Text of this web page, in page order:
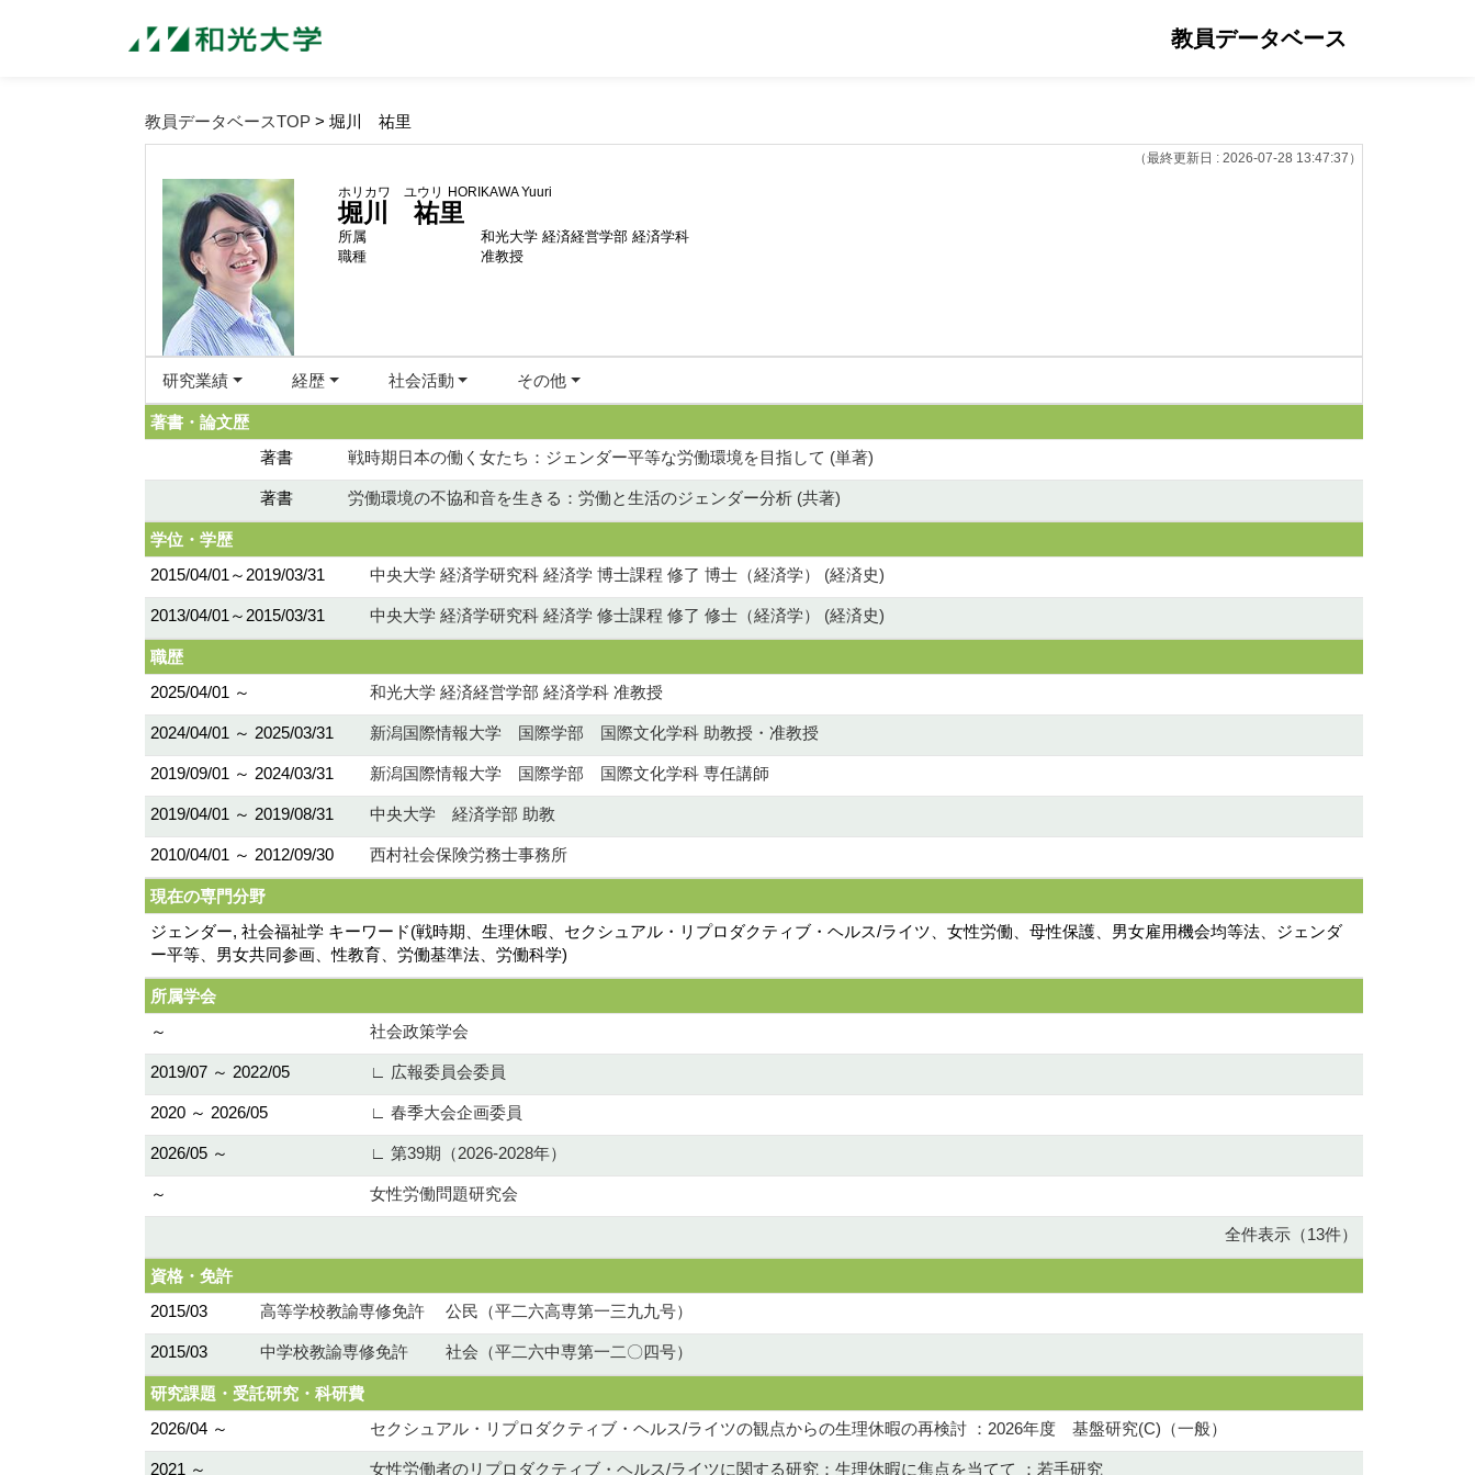
教員データベース
教員データベースTOP > 堀川 祐里
（最終更新日 : 2026-07-28 13:47:37）
ホリカワ ユウリ HORIKAWA Yuuri
堀川 祐里
所属
和光大学 経済経営学部 経済学科
職種
准教授
研究業績 経歴 社会活動 その他
著書・論文歴
著書
戦時期日本の働く女たち：ジェンダー平等な労働環境を目指して (単著)
著書 労働環境の不協和音を生きる：労働と生活のジェンダー分析 (共著)
学位・学歴
2015/04/01～2019/03/31
中央大学 経済学研究科 経済学 博士課程 修了 博士（経済学） (経済史)
2013/04/01～2015/03/31 中央大学 経済学研究科 経済学 修士課程 修了 修士（経済学） (経済史)
職歴
2025/04/01 ～
和光大学 経済経営学部 経済学科 准教授
2024/04/01 ～ 2025/03/31 新潟国際情報大学 国際学部 国際文化学科 助教授・准教授
2019/09/01 ～ 2024/03/31 新潟国際情報大学 国際学部 国際文化学科 専任講師
2019/04/01 ～ 2019/08/31 中央大学 経済学部 助教
2010/04/01 ～ 2012/09/30 西村社会保険労務士事務所
現在の専門分野
ジェンダー, 社会福祉学 キーワード(戦時期、生理休暇、セクシュアル・リプロダクティブ・ヘルス/ライツ、女性労働、母性保護、男女雇用機会均等法、ジェンダ
ー平等、男女共同参画、性教育、労働基準法、労働科学)
所属学会
～
社会政策学会
2019/07 ～ 2022/05 ∟ 広報委員会委員
2020 ～ 2026/05 ∟ 春季大会企画委員
2026/05 ～ ∟ 第39期（2026-2028年）
～ 女性労働問題研究会
全件表示（13件）
資格・免許
2015/03
高等学校教諭専修免許 公民（平二六高専第一三九九号）
2015/03 中学校教諭専修免許 社会（平二六中専第一二〇四号）
研究課題・受託研究・科研費
2026/04 ～
セクシュアル・リプロダクティブ・ヘルス/ライツの観点からの生理休暇の再検討 ：2026年度 基盤研究(C)（一般）
2021 ～ 女性労働者のリプロダクティブ・ヘルス/ライツに関する研究：生理休暇に焦点を当てて ：若手研究